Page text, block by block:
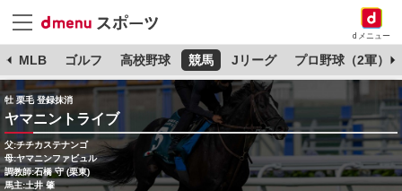
dメニュー
MLB ゴルフ 高校野球 競馬 Jリーグ プロ野球（2軍）
牡 栗毛 登録抹消
ヤマニントライブ
父:チチカステナンゴ
母:ヤマニンファビュル
調教師:石橋 守 (栗東)
馬主:土井 肇